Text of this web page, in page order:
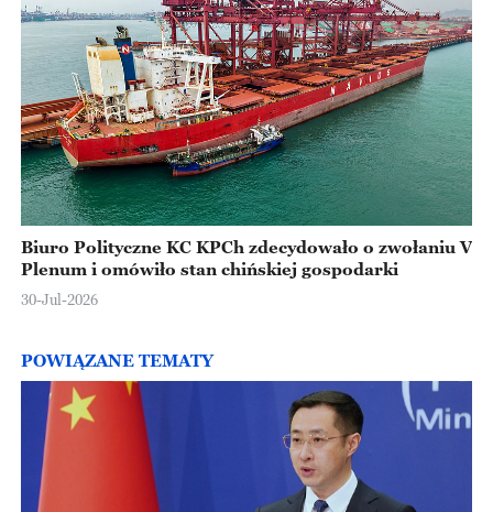
Biuro Polityczne KC KPCh zdecydowało o zwołaniu V
Plenum i omówiło stan chińskiej gospodarki
30-Jul-2026
POWIĄZANE TEMATY